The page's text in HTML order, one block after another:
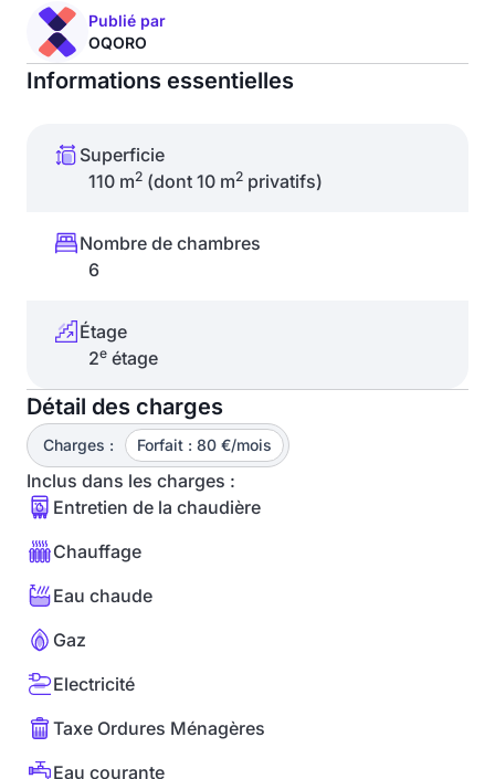
Publié par
OQORO
Informations essentielles
Superficie
110 m2 (dont 10 m2 privatifs)
Nombre de chambres
6
Étage
2e étage
Détail des charges
Charges : Forfait : 80 €/mois
Inclus dans les charges :
Entretien de la chaudière
Chauffage
Eau chaude
Gaz
Electricité
Taxe Ordures Ménagères
Eau courante